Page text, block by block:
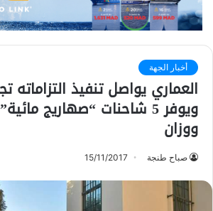
أخبار الجهة
العماري يواصل تنفيذ التزاماته
ويوفر 5 شاحنات “صهاريج
ووزان
صباح طنجة 15/11/2017